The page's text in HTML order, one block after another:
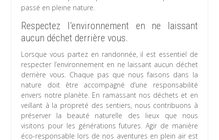
passé en pleine nature.
Respectez l’environnement en ne laissant
aucun déchet derrière vous.
Lorsque vous partez en randonnée, il est essentiel de
respecter l’environnement en ne laissant aucun déchet
derrière vous. Chaque pas que nous faisons dans la
nature doit être accompagné d’une responsabilité
envers notre planète. En ramassant nos déchets et en
veillant à la propreté des sentiers, nous contribuons à
préserver la beauté naturelle des lieux que nous
visitons pour les générations futures. Agir de manière
éco-responsable lors de nos aventures en plein air est